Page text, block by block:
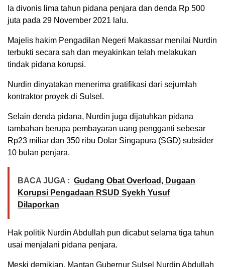
Ia divonis lima tahun pidana penjara dan denda Rp 500
juta pada 29 November 2021 lalu.
Majelis hakim Pengadilan Negeri Makassar menilai Nurdin
terbukti secara sah dan meyakinkan telah melakukan
tindak pidana korupsi.
Nurdin dinyatakan menerima gratifikasi dari sejumlah
kontraktor proyek di Sulsel.
Selain denda pidana, Nurdin juga dijatuhkan pidana
tambahan berupa pembayaran uang pengganti sebesar
Rp23 miliar dan 350 ribu Dolar Singapura (SGD) subsider
10 bulan penjara.
BACA JUGA : Gudang Obat Overload, Dugaan
Korupsi Pengadaan RSUD Syekh Yusuf
Dilaporkan
Hak politik Nurdin Abdullah pun dicabut selama tiga tahun
usai menjalani pidana penjara.
Meski demikian, Mantan Gubernur Sulsel Nurdin Abdullah